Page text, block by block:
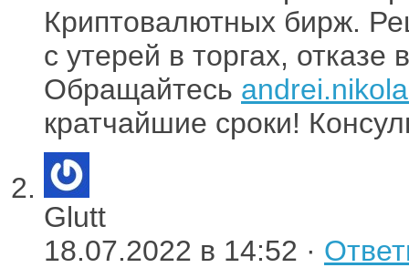
Криптовалютных бирж.
с утерей в торгах,
Обращайтесь
кратчайшие сроки!
Glutt
18.07.2022 в 14:52 ·